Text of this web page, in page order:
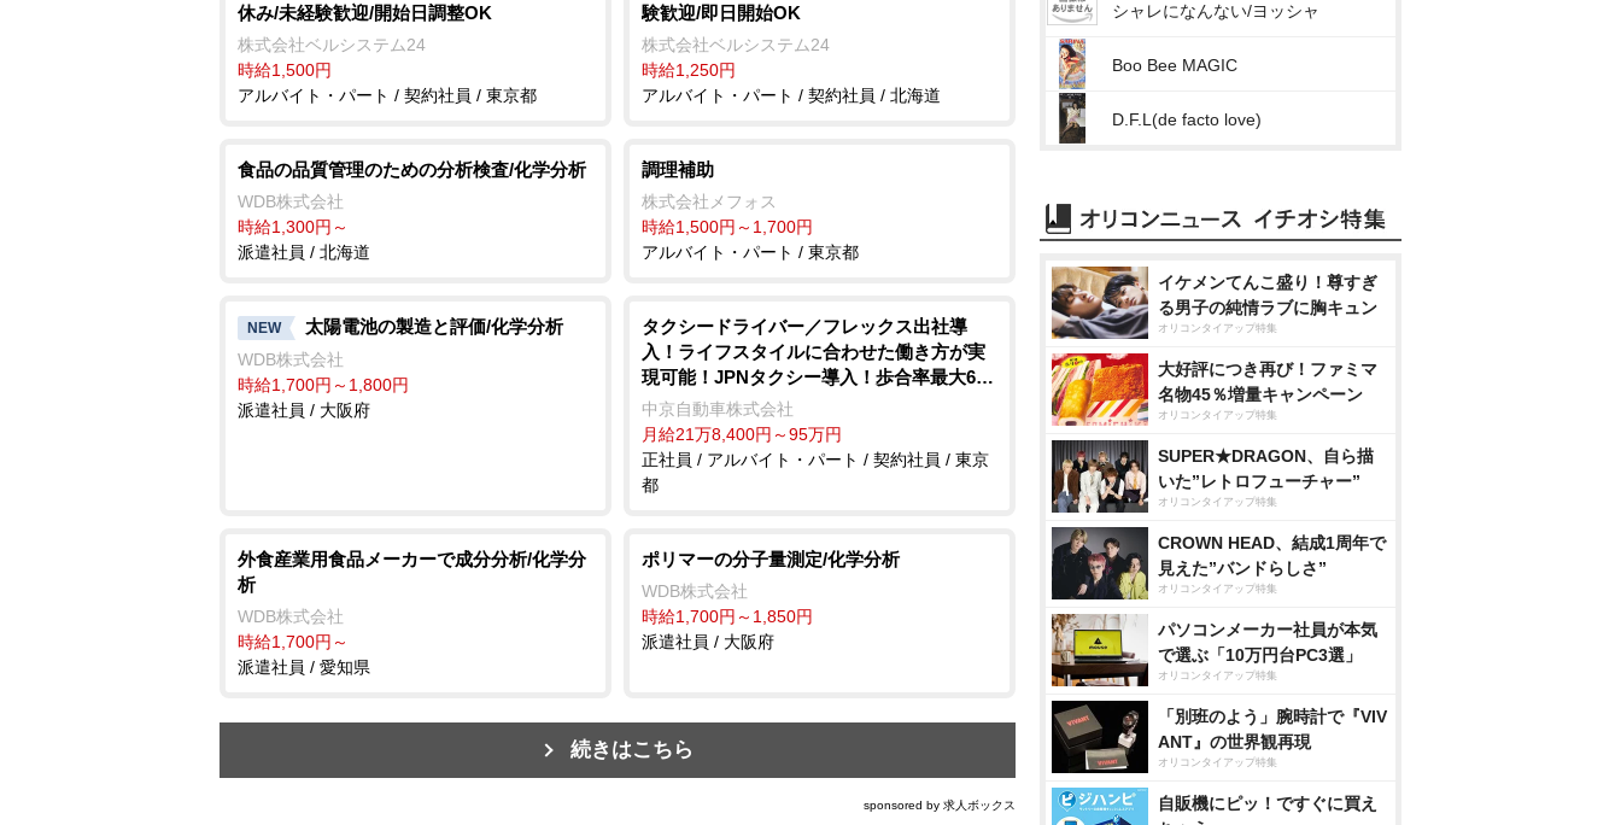
休み/未経験歓迎/開始日調整OK
株式会社ベルシステム24
時給1,500円
アルバイト・パート / 契約社員 / 東京都
験歓迎/即日開始OK
株式会社ベルシステム24
時給1,250円
アルバイト・パート / 契約社員 / 北海道
食品の品質管理のための分析検査/化学分析
WDB株式会社
時給1,300円～
派遣社員 / 北海道
調理補助
株式会社メフォス
時給1,500円～1,700円
アルバイト・パート / 東京都
NEW 太陽電池の製造と評価/化学分析
WDB株式会社
時給1,700円～1,800円
派遣社員 / 大阪府
タクシードライバー／フレックス出社導
入！ライフスタイルに合わせた働き方が実
現可能！JPNタクシー導入！歩合率最大6
4％＋公出歩率68％！入社支援金30万円支
給！昼日勤でも最高月収90万円以上！隔日
勤務：最高月収90万円以上！夜日勤：最高
月収100万円以上！社員皆仲よく、気楽に楽
中京自動車株式会社
月給21万8,400円～95万円
正社員 / アルバイト・パート / 契約社員 / 東京
都
外食産業用食品メーカーで成分分析/化学分
析
WDB株式会社
時給1,700円～
派遣社員 / 愛知県
ポリマーの分子量測定/化学分析
WDB株式会社
時給1,700円～1,850円
派遣社員 / 大阪府
続きはこちら
sponsored by 求人ボックス
シャレになんない/ヨッシャ
Boo Bee MAGIC
D.F.L(de facto love)
イケメンてんこ盛り！尊すぎ
る男子の純情ラブに胸キュン
オリコンタイアップ特集
大好評につき再び！ファミマ
名物45％増量キャンペーン
オリコンタイアップ特集
SUPER★DRAGON、自ら描
いた”レトロフューチャー”
オリコンタイアップ特集
CROWN HEAD、結成1周年で
見えた”バンドらしさ”
オリコンタイアップ特集
パソコンメーカー社員が本気
で選ぶ「10万円台PC3選」
オリコンタイアップ特集
「別班のよう」腕時計で『VIV
ANT』の世界観再現
オリコンタイアップ特集
自販機にピッ！ですぐに買え